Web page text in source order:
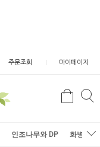
주문조회 마이페이지
검
인조나무와 DP 화병/화